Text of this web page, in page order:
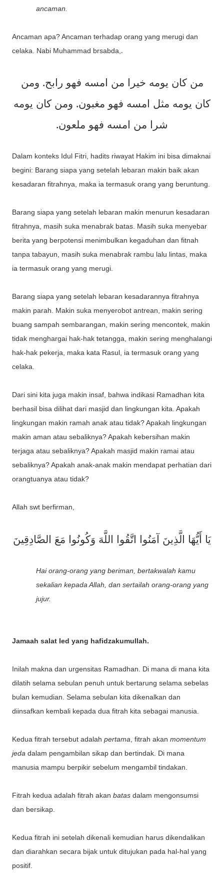
ancaman.
Ancaman apa? Ancaman terhadap orang yang merugi dan
celaka. Nabi Muhammad brsabda, .
من كان يومه خيرا من امسه فهو رابح. ومن
كان يومه مثل امسه فهو مغبون. ومن كان يومه
شرا من امسه فهو ملعون.
Dalam konteks Idul Fitri, hadits riwayat Hakim ini bisa dimaknai
begini: Barang siapa yang setelah lebaran makin baik akan
kesadaran fitrahnya, maka ia termasuk orang yang beruntung.
Barang siapa yang setelah lebaran makin menurun kesadaran
fitrahnya, masih suka menabrak batas. Masih suka menyebar
berita yang berpotensi menimbulkan kegaduhan dan fitnah
tanpa tabayun, masih suka menabrak rambu lalu lintas, maka
ia termasuk orang yang merugi.
Barang siapa yang setelah lebaran kesadarannya fitrahnya
makin parah. Makin suka menyerobot antrean, makin sering
buang sampah sembarangan, makin sering mencontek, makin
tidak menghargai hak-hak tetangga, makin sering menghalangi
hak-hak pekerja, maka kata Rasul, ia termasuk orang yang
celaka.
Dari sini kita juga makin insaf, bahwa indikasi Ramadhan kita
berhasil bisa dilihat dari masjid dan lingkungan kita. Apakah
lingkungan makin ramah anak atau tidak? Apakah lingkungan
makin aman atau sebaliknya? Apakah kebersihan makin
terjaga atau sebaliknya? Apakah masjid makin ramai atau
sebaliknya? Apakah anak-anak makin mendapat perhatian dari
orangtuanya atau tidak?
Allah swt berfirman,
يَا أَيُّهَا الَّذِينَ آمَنُوا اتَّقُوا اللَّهَ وَكُونُوا مَعَ الصَّادِقِينَ
Hai orang-orang yang beriman, bertakwalah kamu
sekalian kepada Allah, dan sertailah orang-orang yang
jujur.
Jamaah salat Ied yang hafidzakumullah.
Inilah makna dan urgensitas Ramadhan. Di mana di mana kita
dilatih selama sebulan penuh untuk bertarung selama sebelas
bulan kemudian. Selama sebulan kita dikenalkan dan
diinsafkan kembali kepada dua fitrah kita sebagai manusia.
Kedua fitrah tersebut adalah pertama , fitrah akan momentum
jeda dalam pengambilan sikap dan bertindak. Di mana
manusia mampu berpikir sebelum mengambil tindakan.
Fitrah kedua adalah fitrah akan batas dalam mengonsumsi
dan bersikap.
Kedua fitrah ini setelah dikenali kemudian harus dikendalikan
dan diarahkan secara bijak untuk ditujukan pada hal-hal yang
positif.